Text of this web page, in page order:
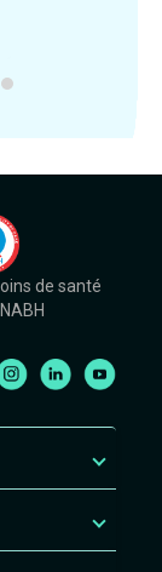
de santé